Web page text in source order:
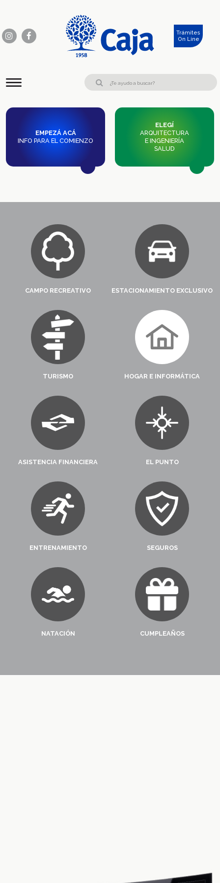
Trámites
On Line
EMPEZÁ ACÁ
INFO PARA EL COMIENZO
ELEGÍ
ARQUITECTURA
E INGENIERÍA
SALUD
CAMPO RECREATIVO ESTACIONAMIENTO EXCLUSIVO
TURISMO HOGAR E INFORMÁTICA
ASISTENCIA FINANCIERA EL PUNTO
ENTRENAMIENTO SEGUROS
NATACIÓN CUMPLEAÑOS